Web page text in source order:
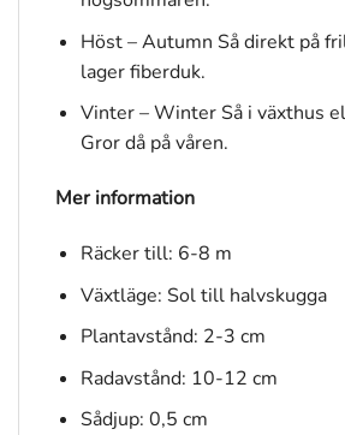
Höst – Autumn Så direkt på
lager fiberduk.
Vinter – Winter Så i växthus
Gror då på våren.
Mer information
Räcker till: 6-8 m
Växtläge: Sol till halvskugga
Plantavstånd: 2-3 cm
Radavstånd: 10-12 cm
Sådjup: 0,5 cm